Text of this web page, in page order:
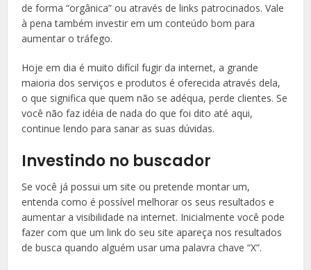
de forma “orgânica” ou através de links patrocinados. Vale
à pena também investir em um conteúdo bom para
aumentar o tráfego.
Hoje em dia é muito difícil fugir da internet, a grande
maioria dos serviços e produtos é oferecida através dela,
o que significa que quem não se adéqua, perde clientes. Se
você não faz idéia de nada do que foi dito até aqui,
continue lendo para sanar as suas dúvidas.
Investindo no buscador
Se você já possui um site ou pretende montar um,
entenda como é possível melhorar os seus resultados e
aumentar a visibilidade na internet. Inicialmente você pode
fazer com que um link do seu site apareça nos resultados
de busca quando alguém usar uma palavra chave “X”.